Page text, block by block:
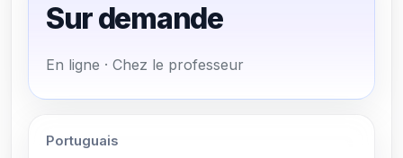
Sur demande
En ligne · Chez le professeur
Portuguais